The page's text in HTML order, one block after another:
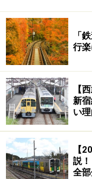
途中で少しずつ
が、今回の目的は
急ぐ旅ではありま
では前置きはこれ
顛末を、ご覧くだ
沼津～黒磯290キ
「
行
【
新
い
【
説
全